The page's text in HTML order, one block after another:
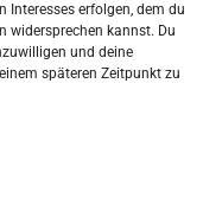
Interesses erfolgen, dem du
widersprechen kannst. Du
und deine
späteren Zeitpunkt zu